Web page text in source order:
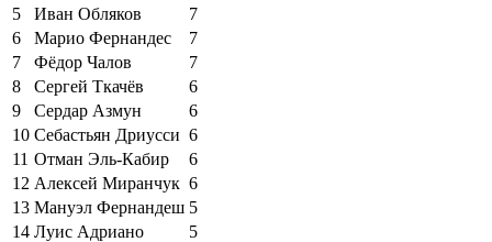
5
Иван Обляков
7
6
Марио Фернандес
7
7
Фёдор Чалов
7
8
Сергей Ткачёв
6
9
Сердар Азмун
6
10 Себастьян Дриусси 6
11 Отман Эль-Кабир
6
12 Алексей Миранчук 6
13 Мануэл Фернандеш 5
14 Луис Адриано
5